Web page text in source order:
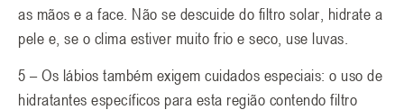
as mãos e a face. Não se descuide do filtro solar, hidrate a
pele e, se o clima estiver muito frio e seco, use luvas.
5 – Os lábios também exigem cuidados especiais: o uso de
hidratantes específicos para esta região contendo filtro